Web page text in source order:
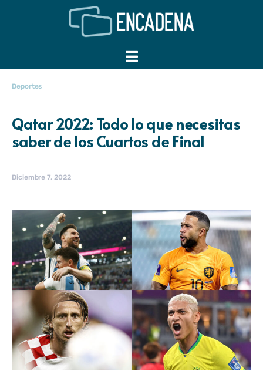
Deportes
Qatar 2022: Todo lo que necesitas
saber de los Cuartos de Final
Diciembre 7, 2022